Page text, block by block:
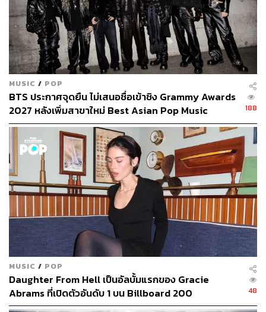
MUSIC / POP
BTS ประกาศจุดยืน ไม่เสนอชื่อเข้าชิง Grammy Awards
2027 หลังเพิ่มสาขาใหม่ Best Asian Pop Music
Performance
188
MUSIC / POP
Daughter From Hell เป็นอัลบั้มแรกของ Gracie
Abrams ที่เปิดตัวอันดับ 1 บน Billboard 200
48